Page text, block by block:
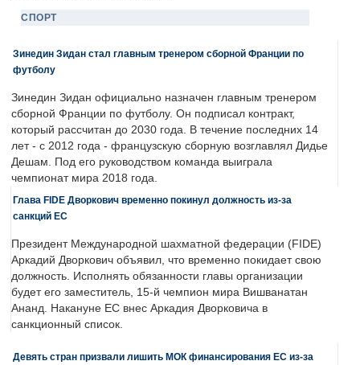
СПОРТ
Зинедин Зидан стал главным тренером сборной Франции по
футболу
Зинедин Зидан официально назначен главным тренером
сборной Франции по футболу. Он подписал контракт,
который рассчитан до 2030 года. В течение последних 14
лет - с 2012 года - французскую сборную возглавлял Дидье
Дешам. Под его руководством команда выиграла
чемпионат мира 2018 года.
Глава FIDE Дворкович временно покинул должность из-за
санкций ЕС
Президент Международной шахматной федерации (FIDE)
Аркадий Дворкович объявил, что временно покидает свою
должность. Исполнять обязанности главы организации
будет его заместитель, 15-й чемпион мира Вишванатан
Ананд. Накануне ЕС внес Аркадия Дворковича в
санкционный список.
Девять стран призвали лишить МОК финансирования ЕС из-за